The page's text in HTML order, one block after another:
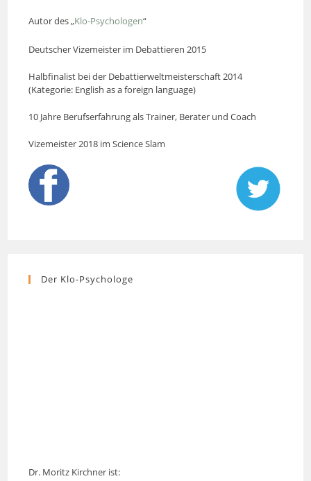
Autor des „Klo-Psychologen“
Deutscher Vizemeister im Debattieren 2015
Halbfinalist bei der Debattierweltmeisterschaft 2014
(Kategorie: English as a foreign language)
10 Jahre Berufserfahrung als Trainer, Berater und Coach
Vizemeister 2018 im Science Slam
Der Klo-Psychologe
Dr. Moritz Kirchner ist: